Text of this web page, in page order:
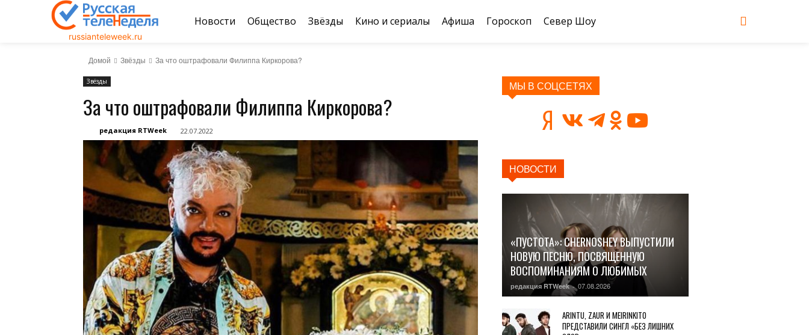
russianteleweek.ru
Новости Общество Звёзды Кино и сериалы Афиша Гороскоп Север Шоу
Домой Звёзды За что оштрафовали Филиппа Киркорова?
Звёзды
За что оштрафовали Филиппа Киркорова?
редакция RTWeek 22.07.2022
МЫ В СОЦСЕТЯХ
НОВОСТИ
«ПУСТОТА»: CHERNOSHEY ВЫПУСТИЛИ
НОВУЮ ПЕСНЮ, ПОСВЯЩЕННУЮ
ВОСПОМИНАНИЯМ О ЛЮБИМЫХ
редакция RTWeek - 07.08.2026
ARINTU, ZAUR И MEIRINKITO
ПРЕДСТАВИЛИ СИНГЛ «БЕЗ ЛИШНИХ